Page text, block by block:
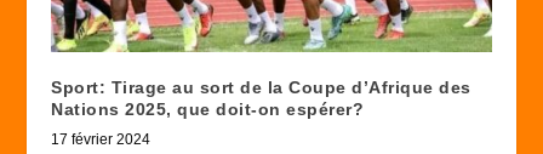
Sport: Tirage au sort de la Coupe d’Afrique des
Nations 2025, que doit-on espérer?
17 février 2024